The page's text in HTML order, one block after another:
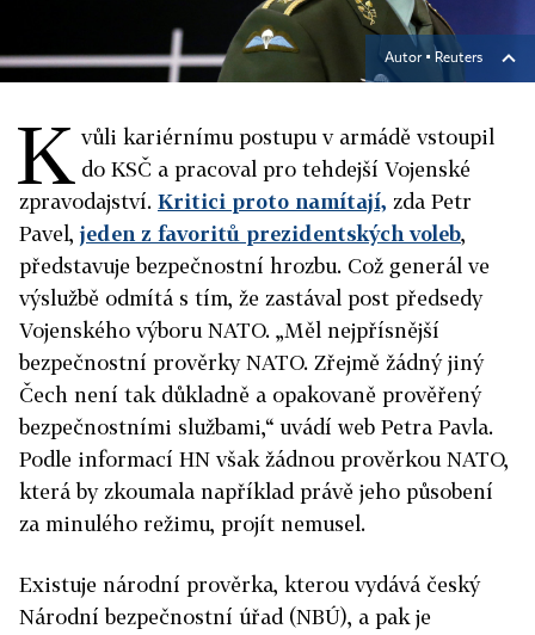
Autor ▪ Reuters
K vůli kariérnímu postupu v armádě vstoupil
do KSČ a pracoval pro tehdejší Vojenské
zpravodajství. Kritici proto namítají, zda Petr
Pavel,jeden z favoritů prezidentských voleb,
představuje bezpečnostní hrozbu. Což generál ve
výslužbě odmítá s tím, že zastával post předsedy
Vojenského výboru NATO. „Měl nejpřísnější
bezpečnostní prověrky NATO. Zřejmě žádný jiný
Čech není tak důkladně a opakovaně prověřený
bezpečnostními službami,“ uvádí web Petra Pavla.
Podle informací HN však žádnou prověrkou NATO,
která by zkoumala například právě jeho působení
za minulého režimu, projít nemusel.
Existuje národní prověrka, kterou vydává český
Národní bezpečnostní úřad (NBÚ), a pak je